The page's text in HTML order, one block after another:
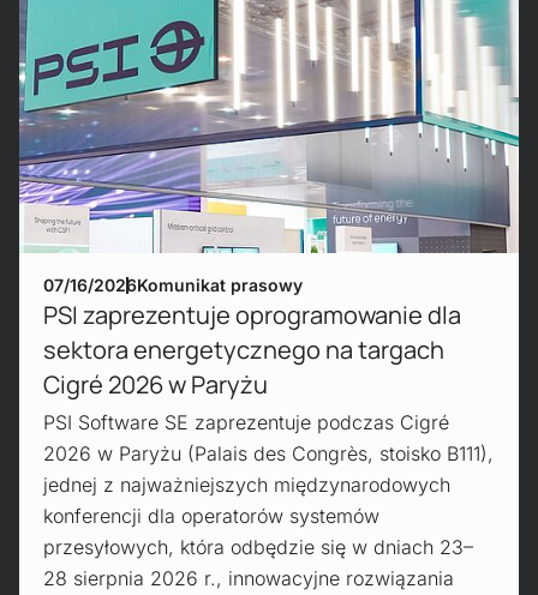
07/16/2026Komunikat prasowy
PSI zaprezentuje oprogramowanie dla
sektora energetycznego na targach
Cigré 2026 w Paryżu
PSI Software SE zaprezentuje podczas Cigré
2026 w Paryżu (Palais des Congrès, stoisko B111),
jednej z najważniejszych międzynarodowych
konferencji dla operatorów systemów
przesyłowych, która odbędzie się w dniach 23–
28 sierpnia 2026 r., innowacyjne rozwiązania